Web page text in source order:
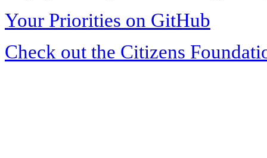
Your Priorities on GitHub
Check out the Citizens